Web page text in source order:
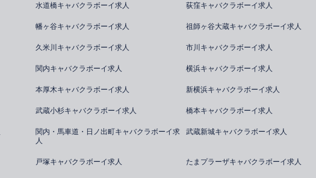
水道橋キャバクラボーイ求人 荻窪キャバクラボーイ求人
幡ヶ谷キャバクラボーイ求人 祖師ヶ谷大蔵キャバクラボーイ求人
久米川キャバクラボーイ求人 市川キャバクラボーイ求人
関内キャバクラボーイ求人 横浜キャバクラボーイ求人
本厚木キャバクラボーイ求人 新横浜キャバクラボーイ求人
武蔵小杉キャバクラボーイ求人 橋本キャバクラボーイ求人
関内・馬車道・日ノ出町キャバクラボーイ求
人
武蔵新城キャバクラボーイ求人
戸塚キャバクラボーイ求人 たまプラーザキャバクラボーイ求人